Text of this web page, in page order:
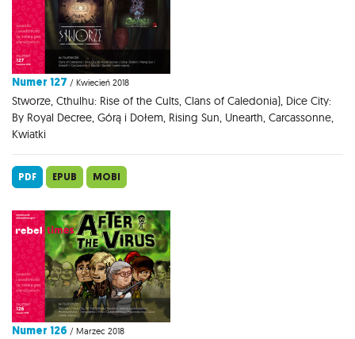
Numer 127 / Kwiecień 2018
Stworze, Cthulhu: Rise of the Cults, Clans of Caledonia), Dice City:
By Royal Decree, Górą i Dołem, Rising Sun, Unearth, Carcassonne,
Kwiatki
PDF EPUB MOBI
Numer 126 / Marzec 2018